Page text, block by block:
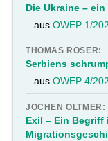
Die Ukraine –
– ausOWEP 1/
THOMAS ROSER:
Serbiens
– ausOWEP 4/
JOCHEN OLTMER:
Exil – Ein Begriff